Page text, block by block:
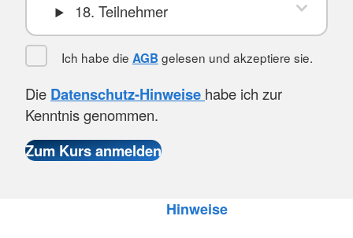
18. Teilnehmer
Ich habe die AGB gelesen und akzeptiere sie.
Die Datenschutz-Hinweise habe ich zur
Kenntnis genommen.
Hinweise